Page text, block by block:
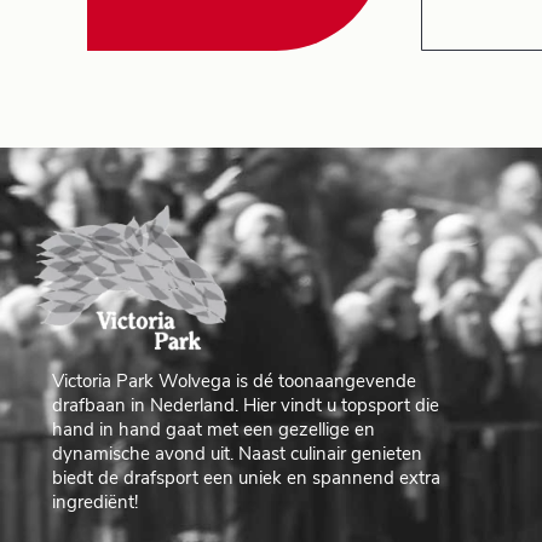
Victoria Park Wolvega is dé toonaangevende
drafbaan in Nederland. Hier vindt u topsport die
hand in hand gaat met een gezellige en
dynamische avond uit. Naast culinair genieten
biedt de drafsport een uniek en spannend extra
ingrediënt!